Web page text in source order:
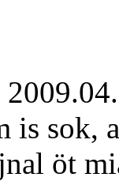
is sok,
öt